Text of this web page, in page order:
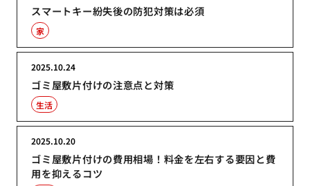
スマートキー紛失後の防犯対策は必須
家
ゴミ屋敷片付けの注意点と対策
2025.10.24
生活
ゴミ屋敷片付けの費用相場！料金を左右する要因と費
用を抑えるコツ
2025.10.20